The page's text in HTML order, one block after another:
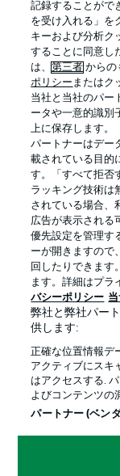
Official Partners
プライバシー
利用条件
求人
当サイトにつ
©
記録することがで
を受け入れる」を
キーおよび分析ク
することに同意し
は、第三者 からの
ポリシー またはク
当社と当社のパー
ータや一意的識別
上に保存します。
パートナーはデー
載されている目的
す。「すべて拒否
ラッキング技術は
されている場合、
広告が表示される
優先設定を管理す
ーが開きますので
回したりできます
ます。詳細はプラ
バシーポリシー
弊社と弊社パー
供します:
正確な位置情報デ
アクティブにスキ
はアクセスする.
よびコンテンツの
パートナー (ベン